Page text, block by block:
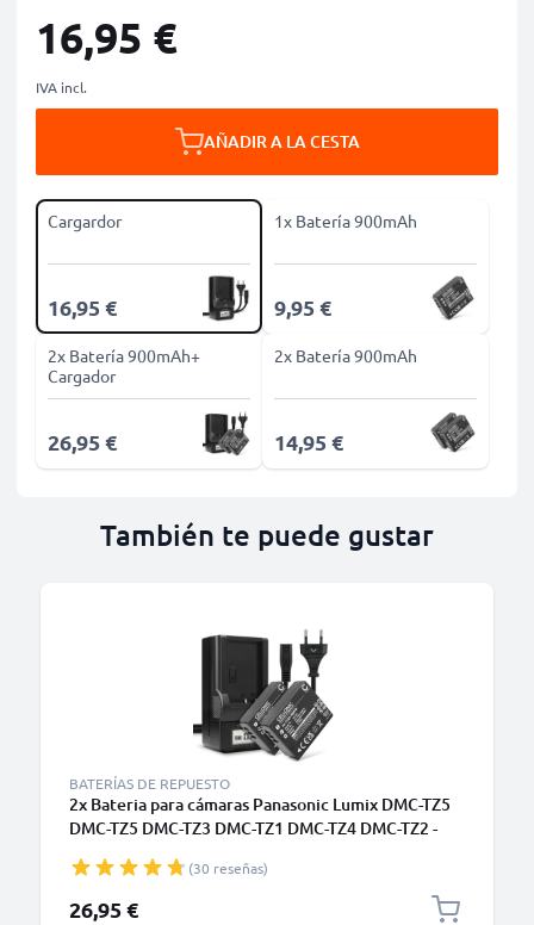
16,95 €
IVA incl.
AÑADIR A LA CESTA
Cargardor
16,95 €
1x Batería 900mAh
9,95 €
2x Batería 900mAh+
Cargador
26,95 €
2x Batería 900mAh
14,95 €
También te puede gustar
BATERÍAS DE REPUESTO
2x Bateria para cámaras Panasonic Lumix DMC-TZ5
DMC-TZ5 DMC-TZ3 DMC-TZ1 DMC-TZ4 DMC-TZ2 -
Cargador rápido DA-A46A DE-A25B DE-A26A DE-
A45 Baterías recargables
(30 reseñas)
26,95 €